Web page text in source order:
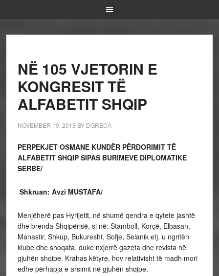
NË 105 VJETORIN E
KONGRESIT TË
ALFABETIT SHQIP
NOVEMBER 19, 2013 BY DGRECA
PERPEKJET OSMANE KUNDËR PËRDORIMIT TË
ALFABETIT SHQIP SIPAS BURIMEVE DIPLOMATIKE
SERBE/
Shkruan: Avzi MUSTAFA/
Menjëherë pas Hyrijetit, në shumë qendra e qytete jashtë
dhe brenda Shqipërisë, si në: Stamboll, Korçë, Elbasan,
Manastir, Shkup, Bukuresht, Sofje, Selanik etj. u ngritën
klube dhe shoqata, duke nxjerrë gazeta dhe revista në
gjuhën shqipe. Krahas këtyre, hov relativisht të madh mori
edhe përhapja e arsimit në gjuhën shqipe.